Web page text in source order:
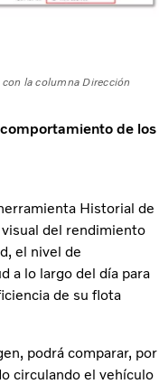
la columna Dirección
de los
Historial de
del rendimiento
el nivel de
a lo largo del día para
de su flota
podrá comparar, por
circulando el vehículo